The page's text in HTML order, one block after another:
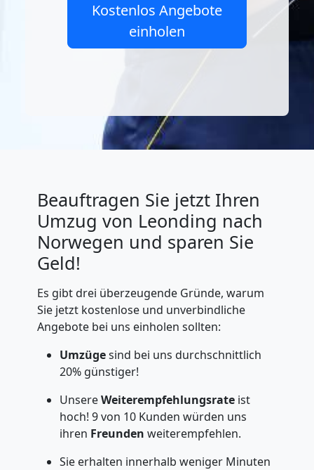
Kostenlos Angebote
einholen
Beauftragen Sie jetzt Ihren
Umzug von Leonding nach
Norwegen und sparen Sie
Geld!
Es gibt drei überzeugende Gründe, warum
Sie jetzt kostenlose und unverbindliche
Angebote bei uns einholen sollten:
Umzügesind bei uns durchschnittlich
20% günstiger!
UnsereWeiterempfehlungsrateist
hoch! 9 von 10 Kunden würden uns
ihren Freunden weiterempfehlen.
Sie erhalten innerhalb weniger Minuten